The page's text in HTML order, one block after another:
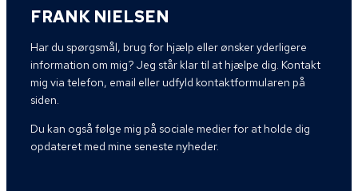
FRANK NIELSEN
Har du spørgsmål, brug for hjælp eller ønsker yderligere
information om mig? Jeg står klar til at hjælpe dig. Kontakt
mig via telefon, email eller udfyld kontaktformularen på
siden.
Du kan også følge mig på sociale medier for at holde dig
opdateret med mine seneste nyheder.